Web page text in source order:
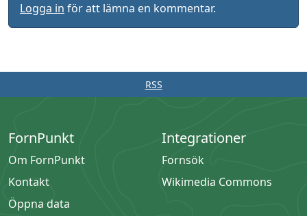
Logga in för att lämna en kommentar.
RSS
FornPunkt
Om FornPunkt
Kontakt
Öppna data
Integrationer
Fornsök
Wikimedia Commons